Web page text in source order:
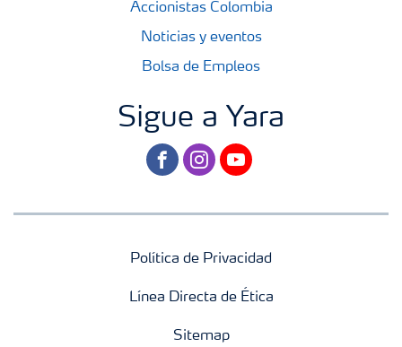
Accionistas Colombia
Noticias y eventos
Bolsa de Empleos
Sigue a Yara
facebookinstagram
youtube
Política de Privacidad
Línea Directa de Ética
Sitemap